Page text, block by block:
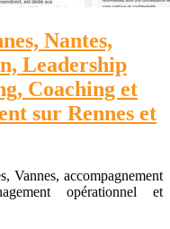
Nantes,
Leadership
Coaching et
sur Rennes et
Vannes, accompagnement
opérationnel et